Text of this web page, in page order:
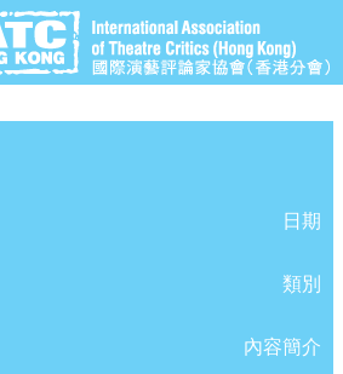
日期
類別
內容簡介